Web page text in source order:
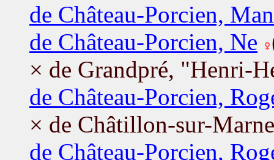
de Château-Porcien,
de Château-Porcien, Ne
× de Grandpré, "Henri-
de Château-Porcien,
× de Châtillon-sur-
de Château-Porcien,